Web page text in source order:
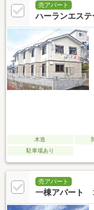
売アパート
ハーランエステ
木造
駐車場あり
売アパート
一棟アパート